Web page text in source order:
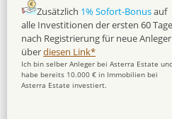
Zusätzlich 1% Sofort-Bonusauf
alle Investitionen der ersten 60 Tage
nach Registrierung für neue Anleger
überdiesen Link*
Ich bin selber Anleger bei Asterra Estate
habe bereits 10.000 € in Immobilien bei
Asterra Estate investiert.